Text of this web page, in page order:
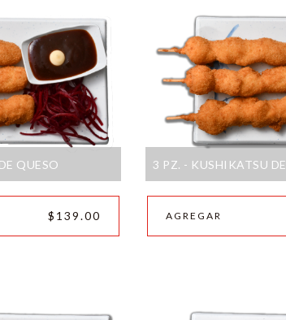
QUESO
$139.00
3 PZ. - KUSHIKATSU
AGREGAR